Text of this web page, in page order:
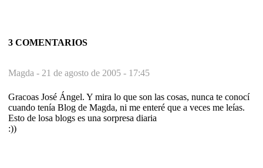
3 COMENTARIOS
Magda - 21 de agosto de 2005 - 17:45
Gracoas José Ángel. Y mira lo que son las cosas, nunca te conocí
cuando tenía Blog de Magda, ni me enteré que a veces me leías.
Esto de losa blogs es una sorpresa diaria
:))